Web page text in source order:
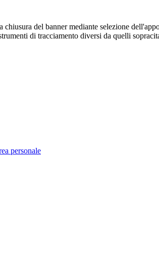
del banner mediante selezione
di tracciamento diversi da quelli
personale